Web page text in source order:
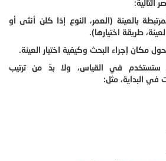
التالية:
بالعينة (العمر، النوع إذا كلن أنثى أو
طريقة اختيارها).
مكان إجراء البحث وكيفية اختيار العينة.
ستستخدم في القياس، ولا بدّ من ترتيب
في البداية، مثل: